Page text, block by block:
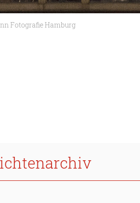
Fotografie Hamburg